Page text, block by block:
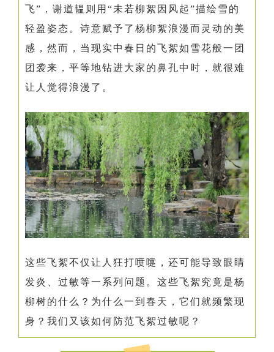
飞”，谢道韫则用“未若柳絮因风起”描绘雪的
轻盈姿态。诗意赋予了杨柳絮浪漫而灵动的美
感，然而，当现实中春日的飞絮如雪花般一团
团袭来，平等地钻进大家的鼻孔中时，就很难
让人觉得浪漫了。
这些飞絮不仅让人狂打喷嚏，还可能导致眼睛
发炎、过敏等一系列问题。这些飞絮究竟是杨
柳树的什么？为什么一到春天，它们就频繁现
身？我们又该如何防范飞絮过敏呢？